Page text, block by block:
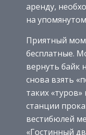
аренду,
на
Приятный
бесплатные.
вернуть байк
снова взять
таких
станции
вестибюлей
«Гостинный